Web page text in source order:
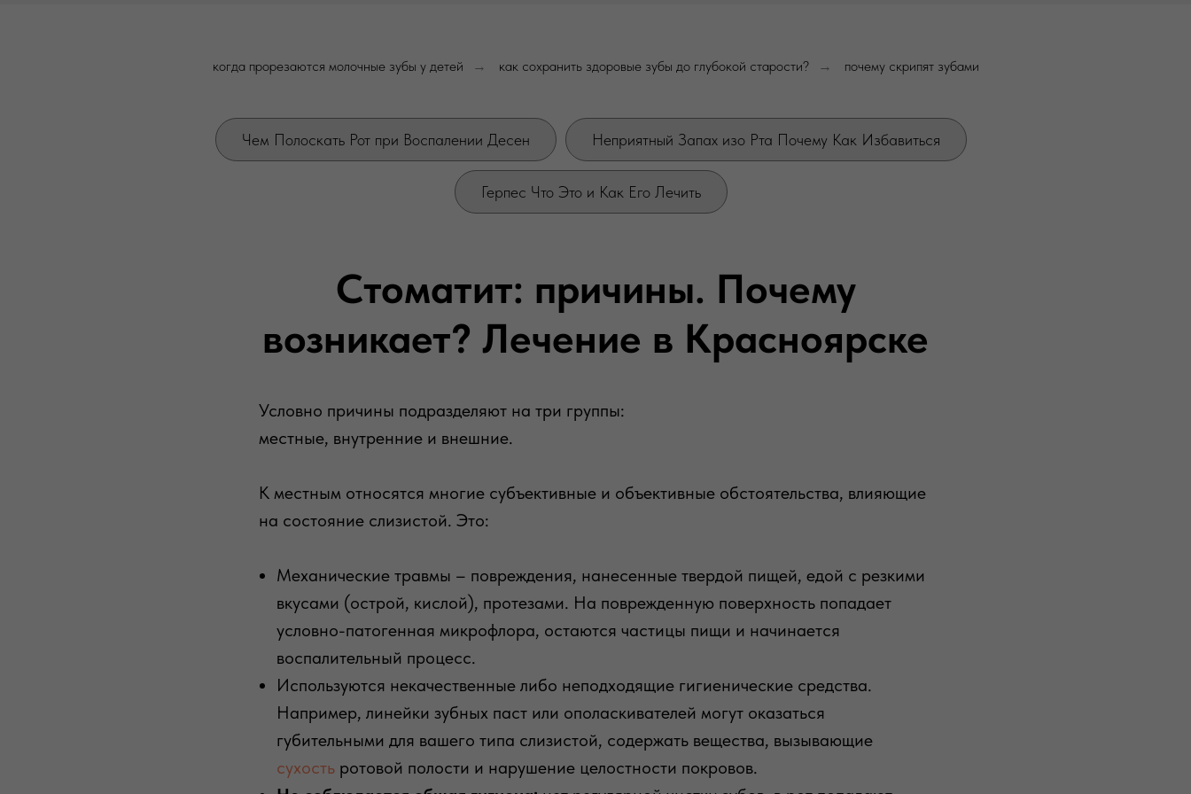
когда прорезаются молочные зубы у детей → как сохранить здоровые зубы до глубокой старости? → почему скрипят зубами
Чем Полоскать Рот при Воспалении Десен Неприятный Запах изо Рта Почему Как Избавиться
Герпес Что Это и Как Его Лечить
Стоматит: причины. Почему
возникает? Лечение в Красноярске
Условно причины подразделяют на три группы:
местные, внутренние и внешние.
К местным относятся многие субъективные и объективные обстоятельства, влияющие
на состояние слизистой. Это:
Механические травмы – повреждения, нанесенные твердой пищей, едой с резкими
вкусами (острой, кислой), протезами. На поврежденную поверхность попадает
условно-патогенная микрофлора, остаются частицы пищи и начинается
воспалительный процесс.
Используются некачественные либо неподходящие гигиенические средства.
Например, линейки зубных паст или ополаскивателей могут оказаться
губительными для вашего типа слизистой, содержать вещества, вызывающие
сухость ротовой полости и нарушение целостности покровов.